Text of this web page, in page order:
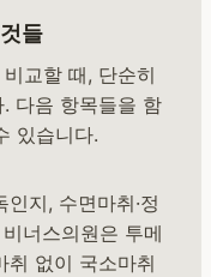
들
교할 때, 단순히
다음 항목들을 함
있습니다.
지, 수면마취·정
너스의원은 투메
없이 국소마취